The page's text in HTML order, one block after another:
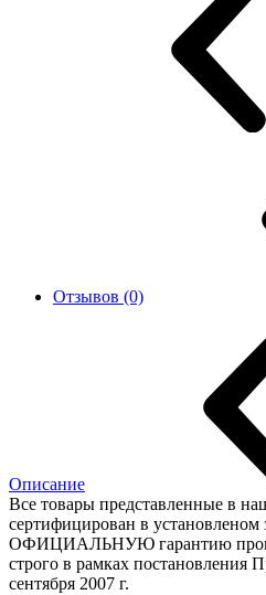
Отзывов (0)
Описание
Все товары представленные в
сертифицирован в установленом
ОФИЦИАЛЬНУЮ гарантию
строго в рамках постановления
сентября 2007 г.